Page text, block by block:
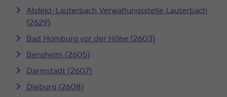
Alsfeld-Lauterbach Verwaltungsstelle Lauterbach
(2629)
Bad Homburg vor der Höhe (2603)
Bensheim (2605)
Darmstadt (2607)
Dieburg (2608)